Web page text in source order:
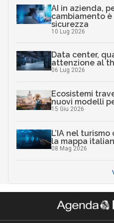
AI in azienda,
cambiamento
sicurezza
10 Lug 2026
Data center,
attenzione al
06 Lug 2026
Ecosistemi
nuovi modelli
15 Giu 2026
L’IA nel
la mappa
08 Mag 2026